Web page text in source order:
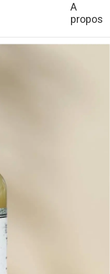
A
propos